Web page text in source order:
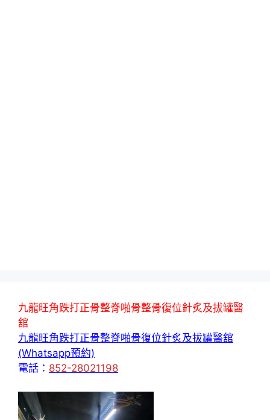
九龍旺角跌打正骨整脊啪骨整骨復位針炙及拔罐醫
舘
九龍旺角跌打正骨整脊啪骨復位針炙及拔罐醫舘
(Whatsapp預約)
電話： 852-28021198